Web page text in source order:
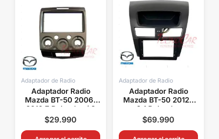
Adaptador de Radio
Adaptador Radio
Mazda BT-50 2006-
2010 7 Pulgadas / 2
Din
$29.990
Adaptador de Radio
Adaptador Radio
Mazda BT-50 2012+
9.1 Pulgadas
$69.990